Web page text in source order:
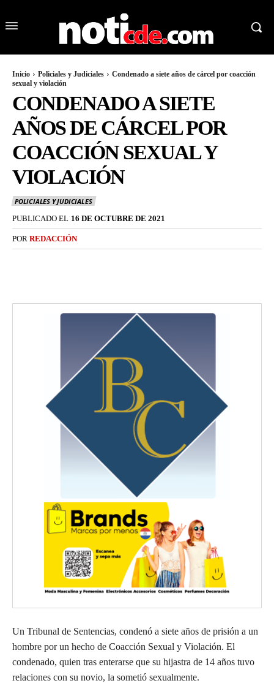
Inicio Policiales y Judiciales
Condenado a siete años de cárcel por coacción
sexual y violación
CONDENADO A SIETE
AÑOS DE CÁRCEL POR
COACCIÓN SEXUAL Y
VIOLACIÓN
POLICIALES Y JUDICIALES
PUBLICADO EL 16 DE OCTUBRE DE 2021
POR REDACCIÓN
Un Tribunal de Sentencias, condenó a siete años de prisión a un
hombre por un hecho de Coacción Sexual y Violación. El
condenado, quien tras enterarse que su hijastra de 14 años tuvo
relaciones con su novio, la sometió sexualmente.